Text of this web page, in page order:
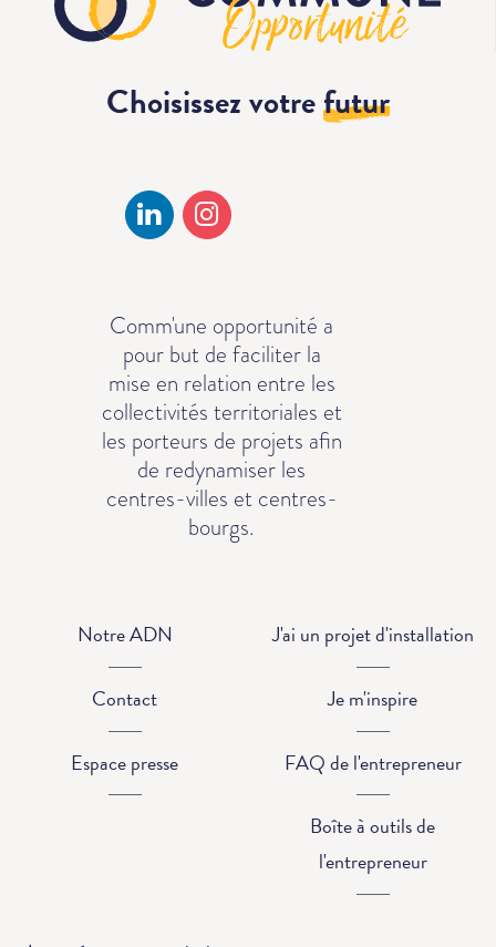
Choisissez votrefutur
Comm'une opportunité a
pour but de faciliter la
mise en relation entre les
collectivités territoriales et
les porteurs de projets afin
de redynamiser les
centres-villes et centres-
bourgs.
Notre ADN
Contact
Espace presse
J'ai un projet d'installation
Je m'inspire
FAQ de l'entrepreneur
Boîte à outils de
l'entrepreneur